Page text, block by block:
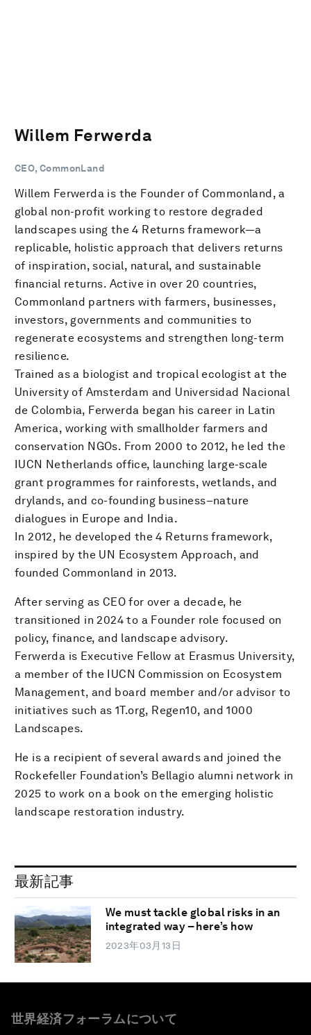
Willem Ferwerda
CEO, CommonLand
Willem Ferwerda is the Founder of Commonland, a
global non-profit working to restore degraded
landscapes using the 4 Returns framework—a
replicable, holistic approach that delivers returns
of inspiration, social, natural, and sustainable
financial returns. Active in over 20 countries,
Commonland partners with farmers, businesses,
investors, governments and communities to
regenerate ecosystems and strengthen long-term
resilience.
Trained as a biologist and tropical ecologist at the
University of Amsterdam and Universidad Nacional
de Colombia, Ferwerda began his career in Latin
America, working with smallholder farmers and
conservation NGOs. From 2000 to 2012, he led the
IUCN Netherlands office, launching large-scale
grant programmes for rainforests, wetlands, and
drylands, and co-founding business–nature
dialogues in Europe and India.
In 2012, he developed the 4 Returns framework,
inspired by the UN Ecosystem Approach, and
founded Commonland in 2013.
After serving as CEO for over a decade, he
transitioned in 2024 to a Founder role focused on
policy, finance, and landscape advisory.
Ferwerda is Executive Fellow at Erasmus University,
a member of the IUCN Commission on Ecosystem
Management, and board member and/or advisor to
initiatives such as 1T.org, Regen10, and 1000
Landscapes.
He is a recipient of several awards and joined the
Rockefeller Foundation’s Bellagio alumni network in
2025 to work on a book on the emerging holistic
landscape restoration industry.
最新記事
We must tackle global risks in an
integrated way – here’s how
2023年03月13日
世界経済フォーラムについて